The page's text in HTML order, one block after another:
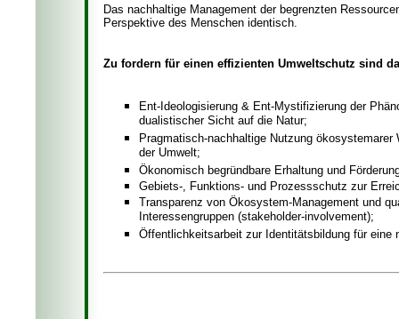
Das nachhaltige Management der begrenzten
Perspektive des Menschen identisch.
Zu fordern für einen effizienten Umweltschutz sind
Ent-Ideologisierung & Ent-Mystifizierung der
dualistischer Sicht auf die Natur;
Pragmatisch-nachhaltige Nutzung
der Umwelt;
Ökonomisch begründbare Erhaltung und
Gebiets-, Funktions- und Prozessschutz zur
Transparenz von Ökosystem-Management und
Interessengruppen (stakeholder-involvement);
Öffentlichkeitsarbeit zur Identitätsbildung für